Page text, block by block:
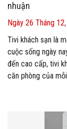
nhuận
Ngày 26 Tháng
Tivi khách sạn là
cuộc sống ngày
đến cao cấp, tivi
căn phòng của
khách sạn một
những lợi ích khi